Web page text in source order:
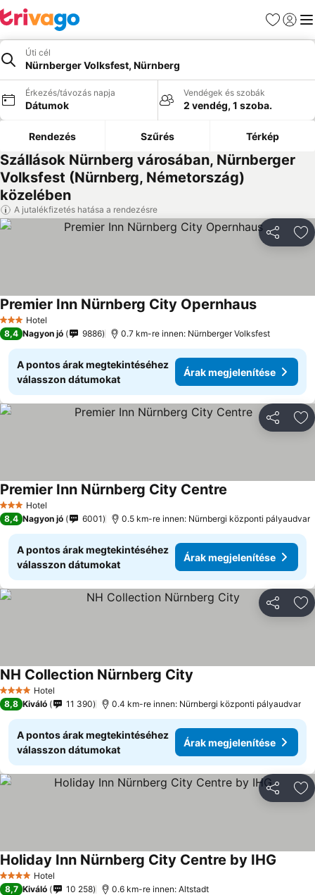
Kedvencek
Úti cél
Nürnberger Volksfest, Nürnberg
Érkezés/távozás napja
Dátumok
Vendégek és szobák
2 vendég, 1 szoba.
Rendezés Szűrés Térkép
Szállások Nürnberg városában, Nürnberger
Volksfest (Nürnberg, Németország)
közelében
A jutalékfizetés hatása a rendezésre
3 Kategória
Hotel
Premier Inn Nürnberg City OpernhausÁrak
8,4 Nagyon jó 9886 0.7 km-re innen: Nürnberger Volksfest
A pontos árak megtekintéséhez
válasszon dátumokat
Árak megjelenítése
3 Kategória
Hotel
Premier Inn Nürnberg City Centre
8,4 Nagyon jó 6001 0.5 km-re innen: Nürnbergi központi pályaudvar
A pontos árak megtekintéséhez
válasszon dátumokat
Árak megjelenítése
4 KategóriaHotel
NH Collection Nürnberg City
8,8 Kiváló 11 390 0.4 km-re innen: Nürnbergi központi pályaudvar
A pontos árak megtekintéséhez
válasszon dátumokat
Árak megjelenítése
4 KategóriaHotel
Holiday Inn Nürnberg City Centre by IHG
8,7 Kiváló 10 258 0.6 km-re innen: Altstadt